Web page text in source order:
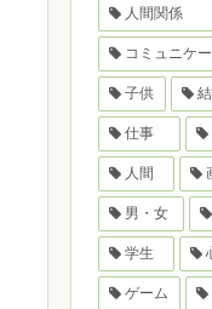
人間関係
コミュニケ
子供
仕事
人間
男・女
学生
ゲーム